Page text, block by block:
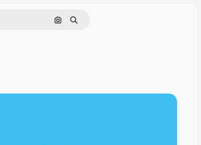
Cerca per immagine
Ricerca